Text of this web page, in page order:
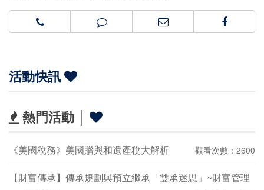
活動快訊
熱門活動 │
《美國稅務》美國贈與和遺產稅大解析 觀看次數：2600
【財富傳承】傳承規劃與預立繼承「雙承迷思」~財富管理